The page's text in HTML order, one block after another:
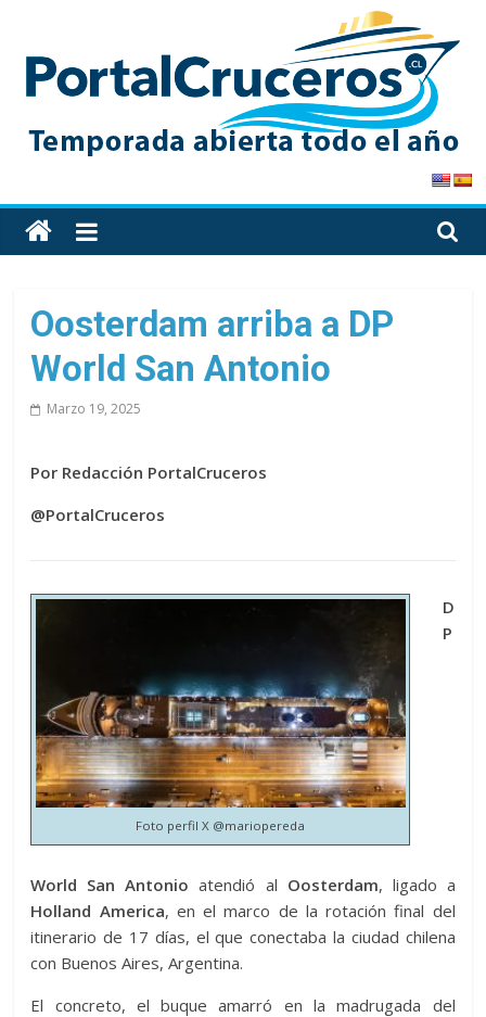
content
PortalCruceros
Toda
la
de
cruceros
en
solo
Oosterdam arriba a DP
World San Antonio
Marzo 19, 2025
Por Redacción PortalCruceros
@PortalCruceros
Foto perfil X @mariopereda
D
P
World San Antonio atendió al Oosterdam, ligado a
Holland America, en el marco de la rotación final del
itinerario de 17 días, el que conectaba la ciudad chilena
con Buenos Aires, Argentina.
El concreto, el buque amarró en la madrugada del